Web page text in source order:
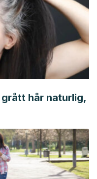
hår naturlig,